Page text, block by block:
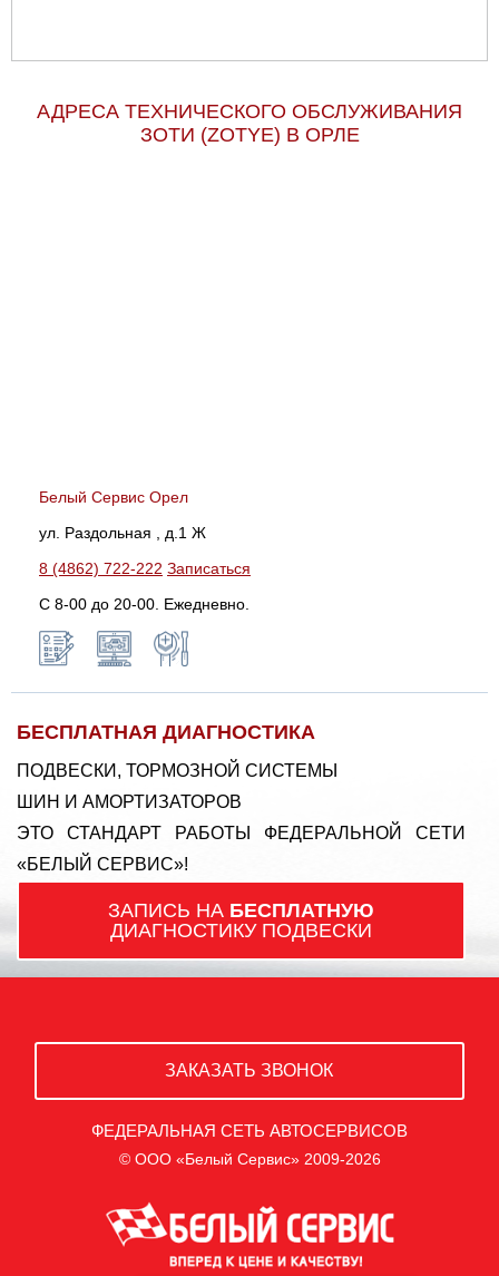
АДРЕСА ТЕХНИЧЕСКОГО ОБСЛУЖИВАНИЯ
ЗОТИ (ZOTYE) В ОРЛЕ
Белый Сервис Орел
ул. Раздольная , д.1 Ж
8 (4862) 722-222 Записаться
С 8-00 до 20-00. Ежедневно.
БЕСПЛАТНАЯ ДИАГНОСТИКА
ПОДВЕСКИ, ТОРМОЗНОЙ СИСТЕМЫ
ШИН И АМОРТИЗАТОРОВ
ЭТО СТАНДАРТ РАБОТЫ ФЕДЕРАЛЬНОЙ СЕТИ
«БЕЛЫЙ СЕРВИС»!
ЗАПИСЬ НА БЕСПЛАТНУЮ
ДИАГНОСТИКУ ПОДВЕСКИ
ЗАКАЗАТЬ ЗВОНОК
ФЕДЕРАЛЬНАЯ СЕТЬ АВТОСЕРВИСОВ
© ООО «Белый Сервис» 2009-2026